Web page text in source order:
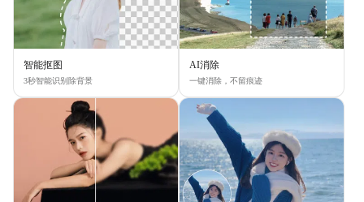
智能抠图
3秒智能识别除背景
AI消除
一键消除，不留痕迹